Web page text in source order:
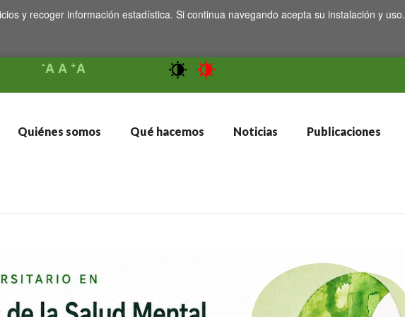
y recoger información estadística. Si continua navegando acepta su instalación y uso.
-AA +A
Quiénes somos Qué hacemos Noticias Publicaciones